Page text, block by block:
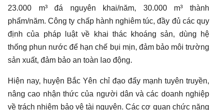
23.000 m³ đá nguyên khai/năm, 30.000 m³ thành
phẩm/năm. Công ty chấp hành nghiêm túc, đầy đủ các quy
định của pháp luật về khai thác khoáng sản, dùng hệ
thống phun nước để hạn chế bụi mịn, đảm bảo môi trường
sản xuất, đảm bảo an toàn lao động.
Hiện nay, huyện Bắc Yên chỉ đạo đẩy mạnh tuyên truyền,
nâng cao nhận thức của người dân và các doanh nghiệp
về trách nhiệm bảo vệ tài nguyên. Các cơ quan chức năng